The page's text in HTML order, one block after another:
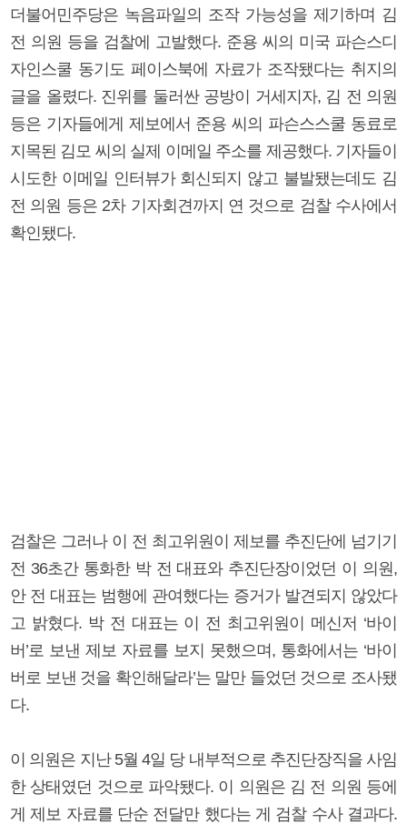
더불어민주당은 녹음파일의 조작 가능성을 제기하며 김
전 의원 등을 검찰에 고발했다. 준용 씨의 미국 파슨스디
자인스쿨 동기도 페이스북에 자료가 조작됐다는 취지의
글을 올렸다. 진위를 둘러싼 공방이 거세지자, 김 전 의원
등은 기자들에게 제보에서 준용 씨의 파슨스스쿨 동료로
지목된 김모 씨의 실제 이메일 주소를 제공했다. 기자들이
시도한 이메일 인터뷰가 회신되지 않고 불발됐는데도 김
전 의원 등은 2차 기자회견까지 연 것으로 검찰 수사에서
확인됐다.
검찰은 그러나 이 전 최고위원이 제보를 추진단에 넘기기
전 36초간 통화한 박 전 대표와 추진단장이었던 이 의원,
안 전 대표는 범행에 관여했다는 증거가 발견되지 않았다
고 밝혔다. 박 전 대표는 이 전 최고위원이 메신저 ‘바이
버’로 보낸 제보 자료를 보지 못했으며, 통화에서는 ‘바이
버로 보낸 것을 확인해달라’는 말만 들었던 것으로 조사됐
다.
이 의원은 지난 5월 4일 당 내부적으로 추진단장직을 사임
한 상태였던 것으로 파악됐다. 이 의원은 김 전 의원 등에
게 제보 자료를 단순 전달만 했다는 게 검찰 수사 결과다.